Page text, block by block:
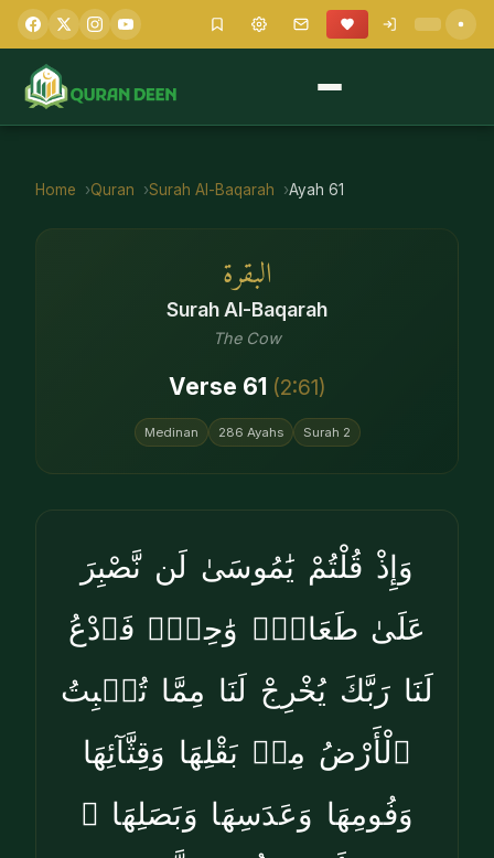
Home Quran Surah Al-Baqarah Ayah 61
البقرة
Surah Al-Baqarah
The Cow
Verse 61 (2:61)
Medinan 286 Ayahs Surah 2
وَإِذْ قُلْتُمْ يَٰمُوسَىٰ لَن نَّصْبِرَ
عَلَىٰ طَعَامٍۢ وَٰحِدٍۢ فَٱدْعُ
لَنَا رَبَّكَ يُخْرِجْ لَنَا مِمَّا تُنۢبِتُ
ٱلْأَرْضُ مِنۢ بَقْلِهَا وَقِثَّآئِهَا
وَفُومِهَا وَعَدَسِهَا وَبَصَلِهَا ۖ